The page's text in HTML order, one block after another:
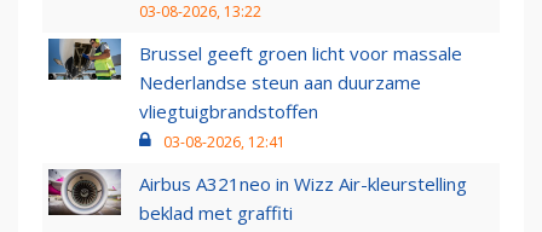
03-08-2026, 13:22
Brussel geeft groen licht voor massale
Nederlandse steun aan duurzame
vliegtuigbrandstoffen
03-08-2026, 12:41
Airbus A321neo in Wizz Air-kleurstelling
beklad met graffiti